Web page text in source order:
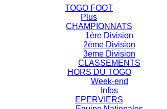
TOGO FOOT
Plus
CHAMPIONNATS
1ère Division
2ème Division
3eme Division
CLASSEMENTS
HORS DU TOGO
Week-end
Infos
EPERVIERS